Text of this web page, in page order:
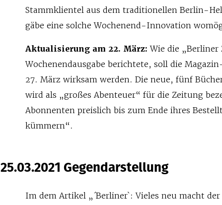
Stammklientel aus dem traditionellen Berlin-
gäbe eine solche Wochenend-Innovation
Aktualisierung am 22. März: Wie die
Wochenendausgabe berichtete, soll die
27. März wirksam werden. Die neue, fünf
wird als „großes Abenteuer“ für die Zeitung
Abonnenten preislich bis zum Ende ihres
kümmern“.
25.03.2021 Gegendarstellung
Im dem Artikel „´Berliner`: Vieles neu macht